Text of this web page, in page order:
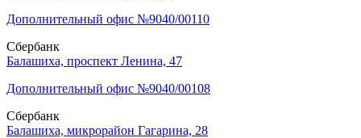
Дополнительный офис №9040/00110
Сбербанк
Балашиха, проспект Ленина, 47
Дополнительный офис №9040/00108
Сбербанк
Балашиха, микрорайон Гагарина, 28